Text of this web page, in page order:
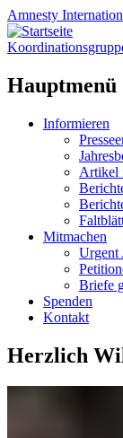
Amnesty
Hauptmenü
Zum
Informieren
Artikel
Mitmachen
Urgent
Briefe
Spenden
Kontakt
Herzlich